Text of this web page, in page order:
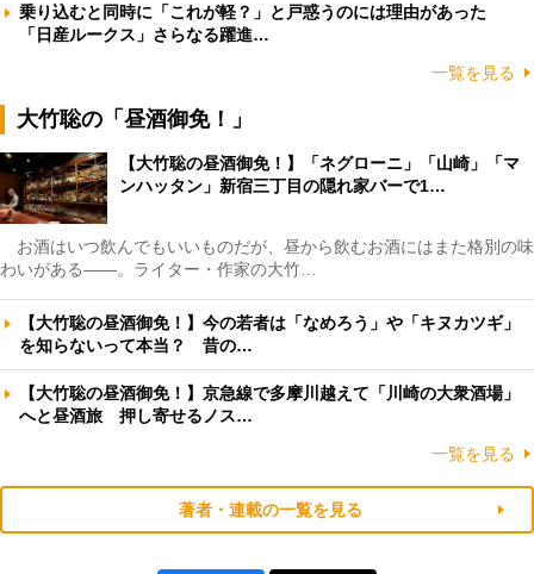
乗り込むと同時に「これが軽？」と戸惑うのには理由があった
「日産ルークス」さらなる躍進…
一覧を見る
大竹聡の「昼酒御免！」
【大竹聡の昼酒御免！】「ネグローニ」「山崎」「マ
ンハッタン」新宿三丁目の隠れ家バーで1…
お酒はいつ飲んでもいいものだが、昼から飲むお酒にはまた格別の味
わいがある――。ライター・作家の大竹…
【大竹聡の昼酒御免！】今の若者は「なめろう」や「キヌカツギ」
を知らないって本当？ 昔の…
【大竹聡の昼酒御免！】京急線で多摩川越えて「川崎の大衆酒場」
へと昼酒旅 押し寄せるノス…
一覧を見る
著者・連載の一覧を見る